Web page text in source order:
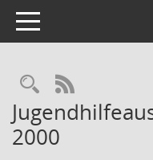
Toggle navigation
RSS-Feed
2000